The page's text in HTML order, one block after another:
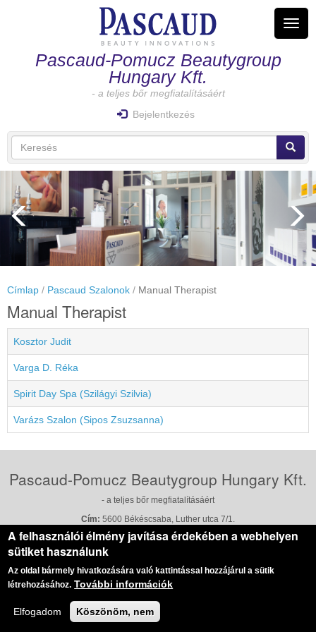
Pascaud-Pomucz Beautygroup
Hungary Kft.
- a teljes bőr megfiatalításáért
Bejelentkezés
Keresés
űrlap Keresés
Címlap Pascaud Szalonok Manual Therapist
Manual Therapist
Kosztor Judit
Varga D. Réka
Spirit Day Spa (Szilágyi Szilvia)
Varázs Szalon (Sipos Zsuzsanna)
Pascaud-Pomucz Beautygroup Hungary Kft.
- a teljes bőr megfiatalításáért
Cím: 5600 Békéscsaba, Luther utca 7/1.
Telefon: +36 (70) 5070045 |Bejelentkezés: +36 (70) 6038597
E-mail: info@pascaud-pomucz.hu|Web: www.pascaud-pomucz.hu
A felhasználói élmény javítása érdekében a webhelyen
sütiket használunk
Az oldal bármely hivatkozására való kattintással hozzájárul a sütik
létrehozásához. További információk
Elfogadom Köszönöm, nem